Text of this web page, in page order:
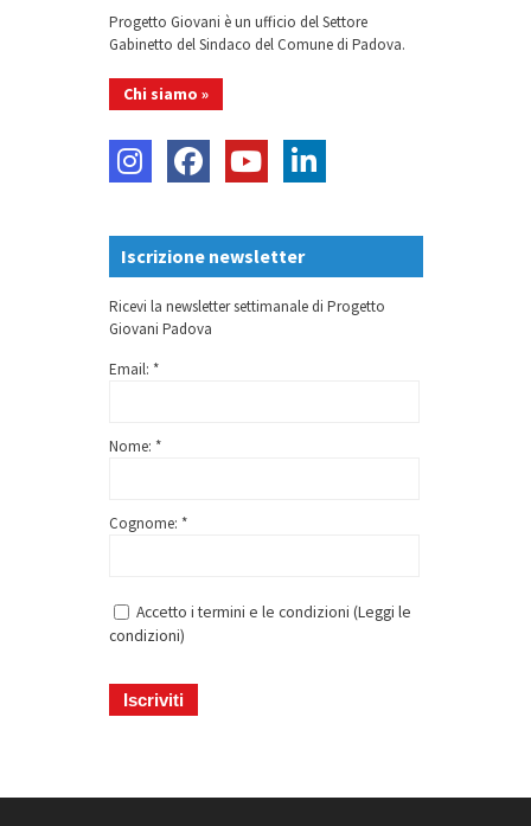
Progetto Giovani è un ufficio del Settore
Gabinetto del Sindaco del Comune di Padova.
Chi siamo »
Iscrizione newsletter
Ricevi la newsletter settimanale di Progetto
Giovani Padova
Email: *
Nome: *
Cognome: *
Accetto i termini e le condizioni (Leggi le
condizioni)